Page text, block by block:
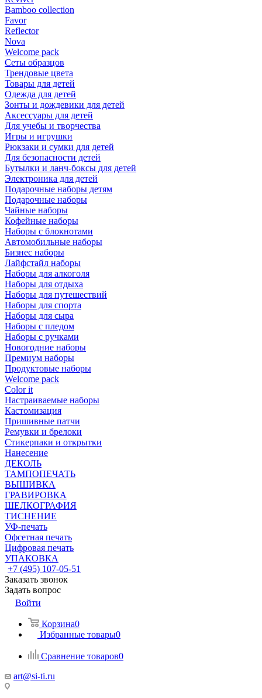
Bamboo collection
Favor
Reflector
Nova
Welcome pack
Сеты образцов
Трендовые цвета
Товары для детей
Одежда для детей
Зонты и дождевики для детей
Аксессуары для детей
Для учебы и творчества
Игры и игрушки
Рюкзаки и сумки для детей
Для безопасности детей
Бутылки и ланч-боксы для детей
Электроника для детей
Подарочные наборы детям
Подарочные наборы
Чайные наборы
Кофейные наборы
Наборы с блокнотами
Автомобильные наборы
Бизнес наборы
Лайфстайл наборы
Наборы для алкоголя
Наборы для отдыха
Наборы для путешествий
Наборы для спорта
Наборы для сыра
Наборы с пледом
Наборы с ручками
Новогодние наборы
Премиум наборы
Продуктовые наборы
Welcome pack
Color it
Настраиваемые наборы
Кастомизация
Пришивные патчи
Ремувки и брелоки
Стикерпаки и открытки
Нанесение
ДЕКОЛЬ
ТАМПОПЕЧАТЬ
ВЫШИВКА
ГРАВИРОВКА
ШЕЛКОГРАФИЯ
ТИСНЕНИЕ
УФ-печать
Офсетная печать
Цифровая печать
УПАКОВКА
+7 (495) 107-05-51
Заказать звонок
Задать вопрос
Войти
Корзина0
Избранные товары0
Сравнение товаров0
art@si-ti.ru